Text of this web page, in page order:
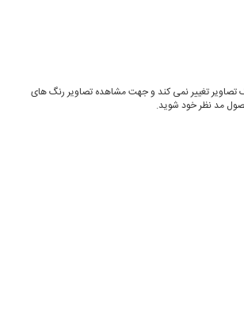
تصاویر تغییر نمی کند و جهت مشاهده تصاویر رنگ های
مد نظر خود شوید.